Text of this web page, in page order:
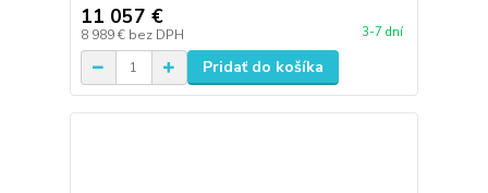
11 057 €
8 989 € bez DPH 3-7 dní
Pridať do košíka